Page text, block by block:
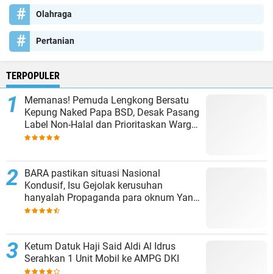
Olahraga
Pertanian
TERPOPULER
Memanas! Pemuda Lengkong Bersatu
Kepung Naked Papa BSD, Desak Pasang
Label Non-Halal dan Prioritaskan Warga
Lokal
BARA pastikan situasi Nasional
Kondusif, Isu Gejolak kerusuhan
hanyalah Propaganda para oknum Yang
tidak cinta NKRI!!!
Ketum Datuk Haji Said Aldi Al Idrus
Serahkan 1 Unit Mobil ke AMPG DKI